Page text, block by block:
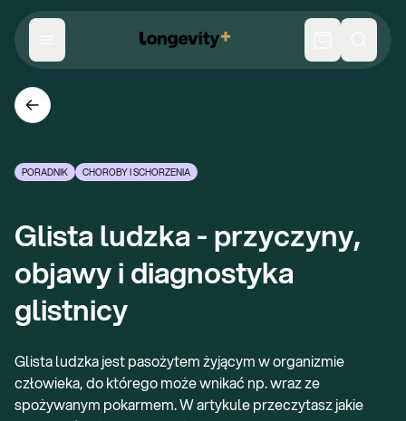
PORADNIK CHOROBY I SCHORZENIA
Glista ludzka - przyczyny,
objawy i diagnostyka
glistnicy
Glista ludzka jest pasożytem żyjącym w organizmie
człowieka, do którego może wnikać np. wraz ze
spożywanym pokarmem. W artykule przeczytasz jakie